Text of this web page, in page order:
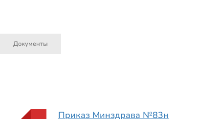
Документы
Приказ Минздрава №83н